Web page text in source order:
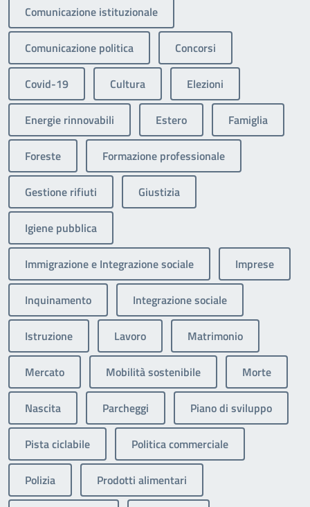
Comunicazione istituzionale
Comunicazione politica Concorsi
Covid-19 Cultura Elezioni
Energie rinnovabili Estero Famiglia
Foreste Formazione professionale
Gestione rifiuti Giustizia
Igiene pubblica
Immigrazione e Integrazione sociale Imprese
Inquinamento Integrazione sociale
Istruzione Lavoro Matrimonio
Mercato Mobilità sostenibile Morte
Nascita Parcheggi Piano di sviluppo
Pista ciclabile Politica commerciale
Polizia Prodotti alimentari